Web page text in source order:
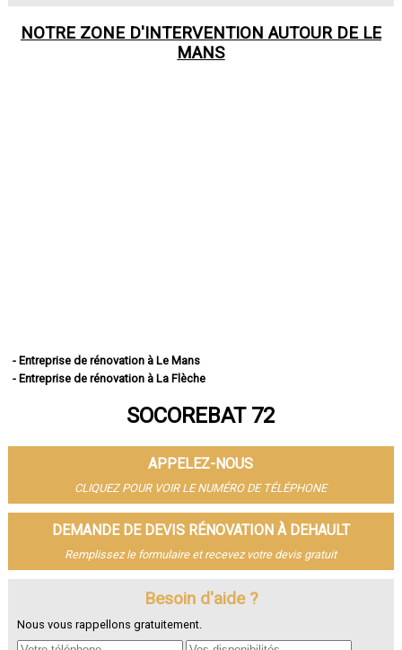
NOTRE ZONE D'INTERVENTION AUTOUR DE LE
MANS
- Entreprise de rénovation à Le Mans
- Entreprise de rénovation à La Flèche
- Entreprise de rénovation à Allonnes
- Entreprise de rénovation à Coulaines
- Entreprise de rénovation à Changé
- Entreprise de rénovation à Mamers
- Entreprise de rénovation à Arnage
- Entreprise de rénovation à Parigné-l'Évêque
- Entreprise de rénovation à Château-du-Loir
- Entreprise de rénovation à Écommoy
- Entreprise de rénovation à Yvré-l'Évêque
- Entreprise de rénovation à Le Lude
SOCOREBAT 72
APPELEZ-NOUS
CLIQUEZ POUR VOIR LE NUMÉRO DE TÉLÉPHONE
DEMANDE DE DEVIS RÉNOVATION À DEHAULT
Remplissez le formulaire et recevez votre devis gratuit
Besoin d'aide ?
Nous vous rappellons gratuitement.